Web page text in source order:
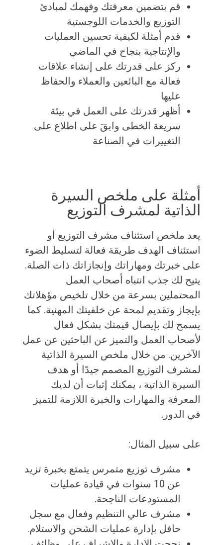
قم بتضمين معرفتك وفهمك لمبادئ
التوزيع والخدمات اللوجستية
قدم أمثلة لكيفية تحسين العمليات
والإنتاجية بنجاح في الماضي
ركز على قدرتك على إنشاء علاقات
فعالة مع البائعين والعملاء والحفاظ
عليها
أظهر قدرتك على العمل في بيئة
سريعة الخطى وابقَ على اطلاع على
التغييرات في الصناعة
أمثلة على ملخص السيرة
الذاتية لمشرف التوزيع
يعد ملخص استئناف مشرف التوزيع أو
استئناف الهدف طريقة فعالة لتسليط الضوء
على خبرتك ومهاراتك وإنجازاتك ذات الصلة.
يتيح لك جذب انتباه أصحاب العمل
المحتملين بسرعة من خلال تلخيص مؤهلاتك
بإيجاز وتقديم لمحة عن خلفيتك المهنية. كما
يسمح لك بإيصال قيمتك بشكل فعال
لأصحاب العمل والتميز عن الباحثين عن عمل
الآخرين. من خلال ملخص السيرة الذاتية
لمشرف التوزيع المصمم جيدًا أو هدف
السيرة الذاتية ، يمكنك إثبات أن لديك
المعرفة والمهارات والخبرة اللازمة للتميز
في الدور.
على سبيل المثال:
مشرف توزيع متمرس يتمتع بخبرة تزيد
عن 10 سنوات في قيادة عمليات
المستودعات الناجحة.
مشرف عالي التنظيم وفعال مع سجل
حافل بإدارة عمليات الشحن والاستلام.